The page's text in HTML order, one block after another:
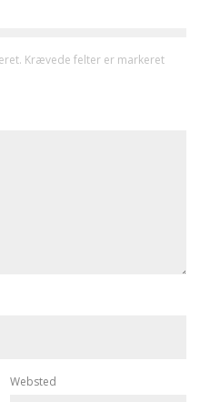
Krævede felter er markeret
Websted